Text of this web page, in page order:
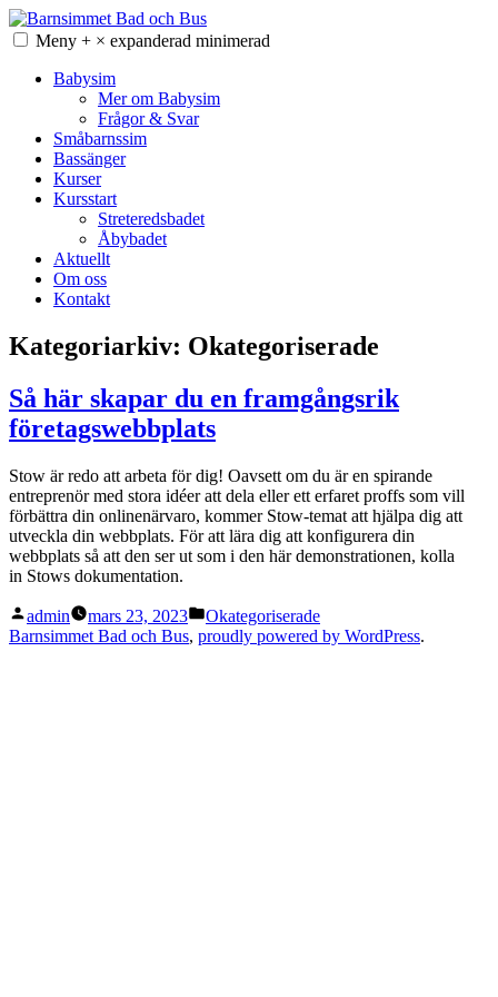
Hoppa
till
Barnsimmet Bad och Bus
Meny + × expanderad minimerad
Babysim
Mer om Babysim
Frågor & Svar
Småbarnssim
Bassänger
Kurser
Kursstart
Streteredsbadet
Åbybadet
Aktuellt
Om oss
Kontakt
Kategoriarkiv: Okategoriserade
Så här skapar du en framgångsrik
företagswebbplats
Stow är redo att arbeta för dig! Oavsett om du är en spirande
entreprenör med stora idéer att dela eller ett erfaret proffs som vill
förbättra din onlinenärvaro, kommer Stow-temat att hjälpa dig att
utveckla din webbplats. För att lära dig att konfigurera din
webbplats så att den ser ut som i den här demonstrationen, kolla
in Stows dokumentation.
Publicerat
av
admin mars 23, 2023
Publicerad
i
Okategoriserade
Barnsimmet Bad och Bus, proudly powered by WordPress.